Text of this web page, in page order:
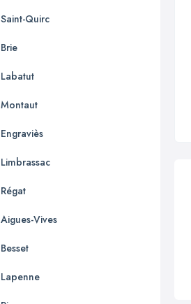
Saint-Quirc
Brie
Labatut
Montaut
Engraviès
Limbrassac
Régat
Aigues-Vives
Besset
Lapenne